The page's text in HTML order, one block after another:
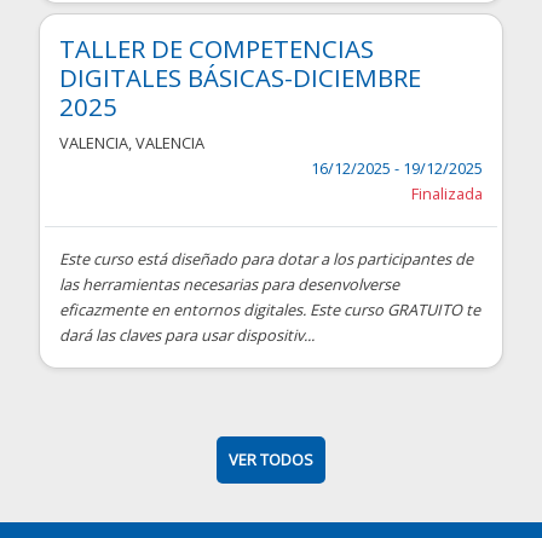
TALLER DE COMPETENCIAS
DIGITALES BÁSICAS-DICIEMBRE
2025
VALENCIA,VALENCIA
16/12/2025 - 19/12/2025
Finalizada
Este curso está diseñado para dotar a los participantes de
las herramientas necesarias para desenvolverse
eficazmente en entornos digitales. Este curso GRATUITO te
dará las claves para usar dispositiv...
VER TODOS